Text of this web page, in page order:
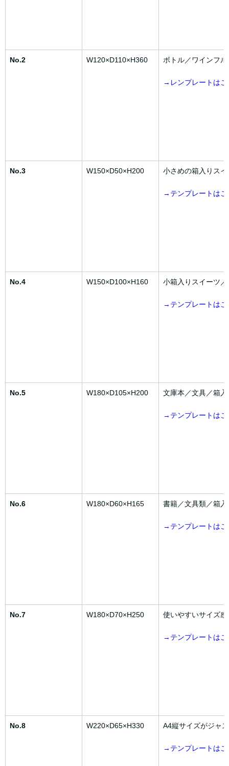
No.2 W120×D110×H360 ボトル／ワインフ
→レンプレートはこ
No.3 W150×D50×H200 小さめの箱入りス
→テンプレートはこ
No.4 W150×D100×H160 小箱入りスイーツ
→テンプレートはこ
No.5 W180×D105×H200 文庫本／文具／箱
→テンプレートはこ
No.6 W180×D60×H165 書籍／文具類／箱
→テンプレートはこ
No.7 W180×D70×H250 使いやすいサイズ
→テンプレートは
No.8 W220×D65×H330 A4縦サイズがジャ
→テンプレートは